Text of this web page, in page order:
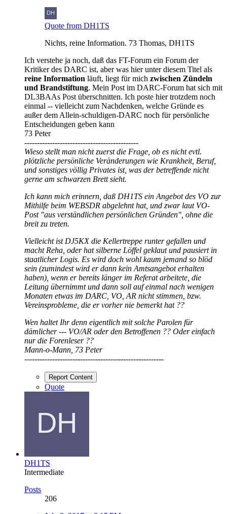
Quote from DH1TS
Nichts, reine Information. 73 Thomas, DH1TS
Ich verstehe ja noch, daß das FT-Forum ein Forum der
Kritiker des DARC ist, aber was hier unter diesem Titel als
reine Information läuft, liegt für mich zwischen Zündeln
und Brandstiftung. Mein Post im DARC-Forum hat sich mit
DL3BAAs Post überschnitten. Ich poste hier trotzdem noch
einmal -- vielleicht zum Nachdenken, welche Gründe es
außer dem Allein-schuldigen-DARC noch für persönliche
Entscheidungen geben kann
73 Peter
---------------------------------------------
Wieso stellt man nicht zuerst die Frage, ob es nicht evtl.
plötzliche persönliche Veränderungen wie Krankheit, Beruf,
und sonstiges völlig Privates ist, was der betreffende nicht
gerne am schwarzen Brett sieht.
Ich kann mich erinnern, daß DH1TS ein Angebot des VO zur
Mithilfe beim WEBSDR abgelehnt hat, und zwar laut VO-
Post "aus verständlichen persönlichen Gründen", ohne die
breit zu treten.
Vielleicht ist DJ5KX die Kellertreppe runter gefallen und
macht Reha, oder hat silberne Löffel geklaut und pausiert in
staatlicher Logis. Es wird doch wohl kaum jemand so blöd
sein (zumindest wird er dann kein Amtsangebot erhalten
haben), wenn er bereits länger im Referat arbeitete, die
Leitung übernimmt und dann soll auf einmal nach wenigen
Monaten etwas im DARC, VO, AR nicht stimmen, bzw.
Vereinsprobleme, die er vorher nie bemerkt hat ??
Wen haltet Ihr denn eigentlich mit solche Parolen für
dämlicher --- VO/AR oder den Betroffenen ?? Oder einfach
nur die Forenleser ??
Mann-o-Mann, 73 Peter
-------------------------------------------------------
Report Content
Quote
DH1TS
Intermediate
Posts
206